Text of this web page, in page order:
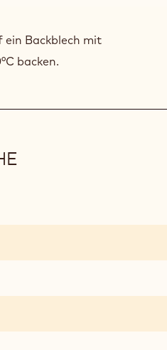
ein Backblech mit
backen.